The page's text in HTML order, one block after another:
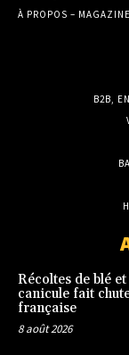
À PROPOS –
B2B,
Récoltes de blé
canicule fait
française
8 août 2026